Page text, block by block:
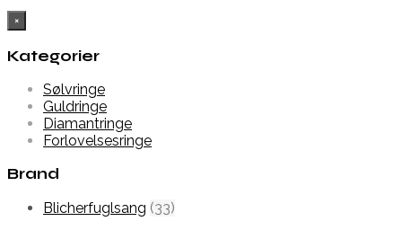
×
Kategorier
Sølvringe
Guldringe
Diamantringe
Forlovelsesringe
Brand
Blicherfuglsang (33)